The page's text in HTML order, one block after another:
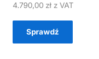
4.790,00 zł z VAT
Sprawdź